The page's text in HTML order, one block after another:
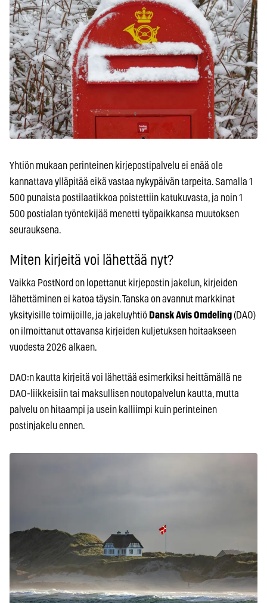
Yhtiön mukaan perinteinen kirjepostipalvelu ei enää ole
kannattava ylläpitää eikä vastaa nykypäivän tarpeita. Samalla 1
500 punaista postilaatikkoa poistettiin katukuvasta, ja noin 1
500 posti­alan työntekijää menetti työpaikkansa muutoksen
seurauksena.
Miten kirjeitä voi lähettää nyt?
Vaikka PostNord on lopettanut kirjepostin jakelun, kirjeiden
lähettäminen ei katoa täysin. Tanska on avannut markkinat
yksityisille toimijoille, ja jakeluyhtiö Dansk Avis Omdeling(DAO)
on ilmoittanut ottavansa kirjeiden kuljetuksen hoitaakseen
vuodesta 2026 alkaen.
DAO:n kautta kirjeitä voi lähettää esimerkiksi heittämällä ne
DAO-liikkeisiin tai maksullisen noutopalvelun kautta, mutta
palvelu on hitaampi ja usein kalliimpi kuin perinteinen
postinjakelu ennen.